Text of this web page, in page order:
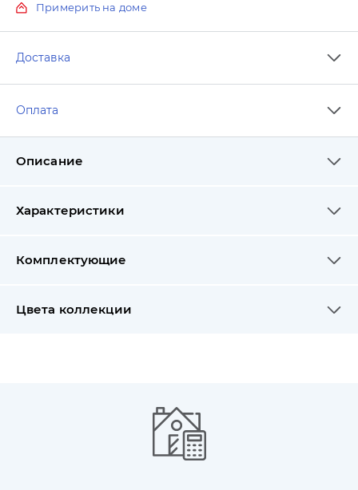
Примерить на доме
Доставка
Оплата
Описание
Характеристики
Комплектующие
Цвета коллекции